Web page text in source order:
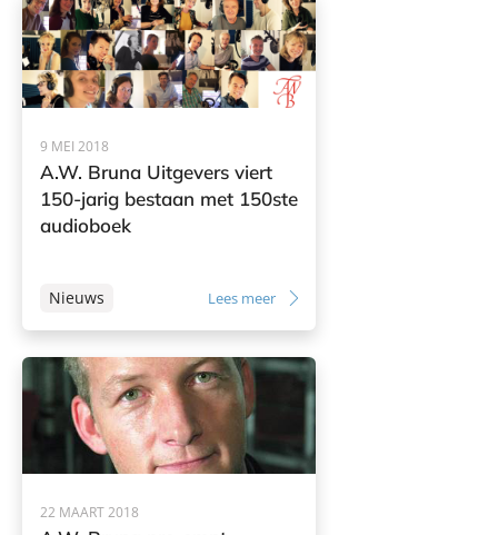
9 MEI 2018
A.W. Bruna Uitgevers viert
150-jarig bestaan met 150ste
audioboek
Nieuws Lees meer
22 MAART 2018